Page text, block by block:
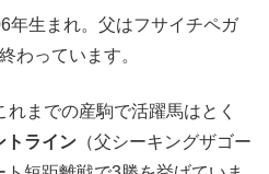
年生まれ。父はフサイチペガ
わっています。
までの産駒で活躍馬はとく
トライン （父シーキングザゴー